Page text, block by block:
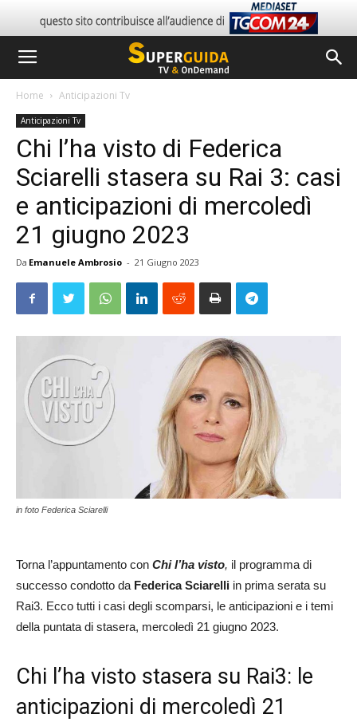
Home Anticipazioni Tv
Anticipazioni Tv
Chi l’ha visto di Federica
Sciarelli stasera su Rai 3: casi
e anticipazioni di mercoledì
21 giugno 2023
Da Emanuele Ambrosio - 21 Giugno 2023
in foto Federica Sciarelli
Torna l’appuntamento con Chi l’ha visto, il programma di
successo condotto da Federica Sciarelli in prima serata su
Rai3. Ecco tutti i casi degli scomparsi, le anticipazioni e i temi
della puntata di stasera, mercoledì 21 giugno 2023.
Chi l’ha visto stasera su Rai3: le
anticipazioni di mercoledì 21